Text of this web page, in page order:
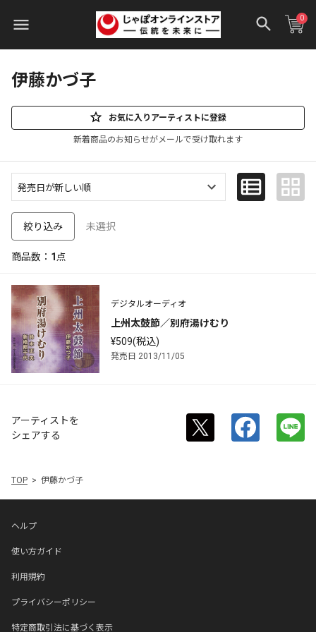
0
伊藤かづ子
お気に入りアーティストに登録
新着商品のお知らせがメールで受け取れます
絞り込み 未選択
商品数： 1点
デジタルオーディオ
上州太鼓節／別府湯けむり
¥509(税込)
発売日 2013/11/05
アーティストを
シェアする
TOP 伊藤かづ子
ヘルプ
使い方ガイド
利用規約
プライバシーポリシー
特定商取引法に基づく表示